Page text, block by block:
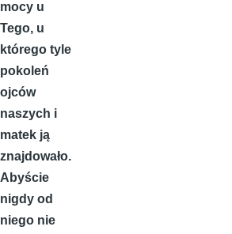
mocy u
Tego, u
którego tyle
pokoleń
ojców
naszych i
matek ją
znajdowało.
Abyście
nigdy od
niego nie